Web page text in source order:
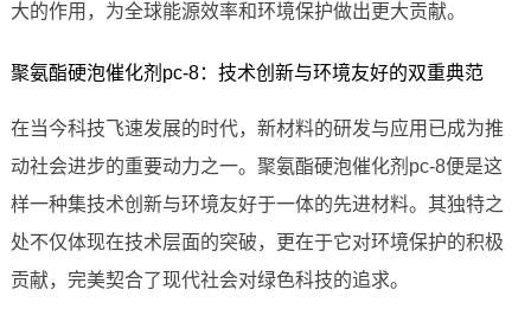
大的作用，为全球能源效率和环境保护做出更大贡献。
聚氨酯硬泡催化剂pc-8：技术创新与环境友好的双重典范
在当今科技飞速发展的时代，新材料的研发与应用已成为推
动社会进步的重要动力之一。聚氨酯硬泡催化剂pc-8便是这
样一种集技术创新与环境友好于一体的先进材料。其独特之
处不仅体现在技术层面的突破，更在于它对环境保护的积极
贡献，完美契合了现代社会对绿色科技的追求。